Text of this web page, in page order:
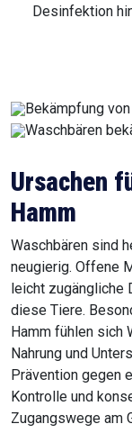
Desinfektion
Ursachen
Hamm
Waschbären sind
neugierig. Offene
leicht zugängliche
diese Tiere.
Hamm fühlen sich
Nahrung und
Prävention gegen
Kontrolle und
Zugangswege am